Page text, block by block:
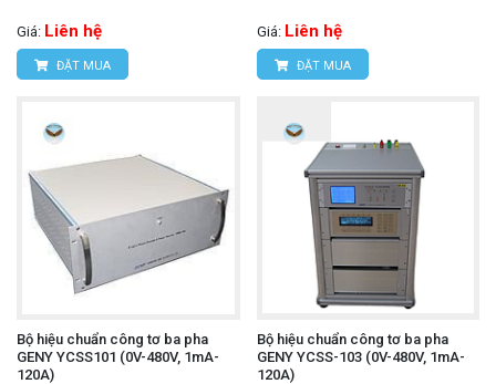
Giá: Liên hệ
ĐẶT MUA
Giá: Liên hệ
ĐẶT MUA
Bộ hiệu chuẩn công tơ ba pha
GENY YCSS101 (0V-480V, 1mA-
120A)
Bộ hiệu chuẩn công tơ ba pha
GENY YCSS-103 (0V-480V, 1mA-
120A)